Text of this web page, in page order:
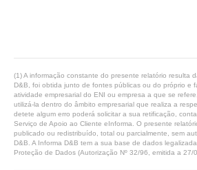
(1) A informação constante do presente relatório resulta
D&B, foi obtida junto de fontes públicas ou do próprio e
atividade empresarial do ENI ou empresa a que se
utilizá-la dentro do âmbito empresarial que realiza a
detete algum erro poderá solicitar a sua retificação,
Serviço de Apoio ao Cliente eInforma. O presente
publicado ou redistribuído, total ou parcialmente, sem
D&B. A Informa D&B tem a sua base de dados
Proteção de Dados (Autorização Nº 32/96, emitida a 27/